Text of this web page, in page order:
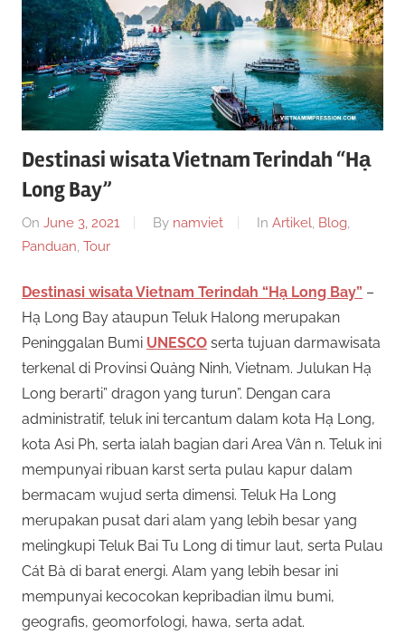
a
r
S
i
t
u
s
S
l
o
t
O
n
l
g
e
n
s
l
t
o
n
i
m
e
n
a
w
a
r
k
b
Destinasi wisata Vietnam Terindah “Hạ
Long Bay”
On June 3, 2021 By namviet In Artikel, Blog,
Panduan, Tour
Destinasi wisata Vietnam Terindah “Hạ Long Bay” –
Hạ Long Bay ataupun Teluk Halong merupakan
Peninggalan Bumi UNESCO serta tujuan darmawisata
terkenal di Provinsi Quảng Ninh, Vietnam. Julukan Hạ
Long berarti” dragon yang turun”. Dengan cara
administratif, teluk ini tercantum dalam kota Hạ Long,
kota Asi Ph, serta ialah bagian dari Area Vân n. Teluk ini
mempunyai ribuan karst serta pulau kapur dalam
bermacam wujud serta dimensi. Teluk Ha Long
merupakan pusat dari alam yang lebih besar yang
melingkupi Teluk Bai Tu Long di timur laut, serta Pulau
Cát Bà di barat energi. Alam yang lebih besar ini
mempunyai kecocokan kepribadian ilmu bumi,
geografis, geomorfologi, hawa, serta adat.